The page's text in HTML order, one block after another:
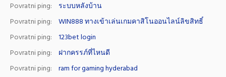
Povratni ping:
ระบบหลังบ้าน
Povratni ping:
WIN888 ทางเข้าเล่นเกมคาสิโนออนไลน์ลิขสิทธิ์
Povratni ping:
123bet login
Povratni ping:
ฝากครรภ์ที่ไหนดี
Povratni ping:
ram for gaming hyderabad